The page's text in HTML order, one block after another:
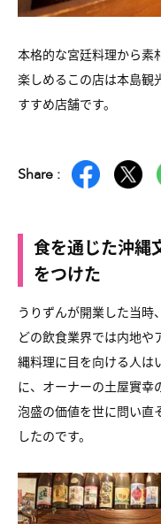
本格的な宮廷料理から素
楽しめるこの店は本島観
すすめ店舗です。
Share :
食を通じた沖縄
をつけた
うりずんが開業した当時
どの飲食業界では内地や
縄料理に目を向ける人は
に、オーナーの土屋實幸
泡盛の価値を世に問い直
したのです。